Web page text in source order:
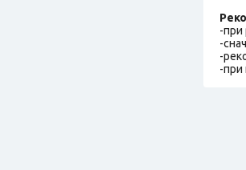
-при
-
-
-при